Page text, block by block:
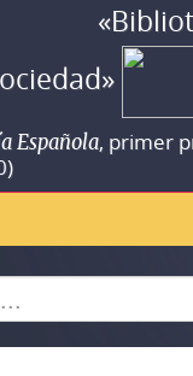
Española, primer